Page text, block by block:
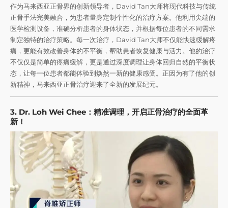
作为马来西亚正骨界的创新领导者，David Tan大师将现代科技与传统
正骨手法完美融合，为患者量身定制个性化的治疗方案。他利用尖端的
医学检测设备，准确分析患者的身体状态，并根据每位患者的不同需求
制定独特的治疗策略。每一次治疗，David Tan大师不仅能快速缓解疼
痛，更能有效改善身体的不平衡，帮助患者恢复健康与活力。他的治疗
不仅仅是简单的疼痛缓解，更是通过深度调理让身体回归自然的平衡状
态，让每一位患者都能体验到焕然一新的健康感受。正因为有了他的创
新精神，马来西亚正骨治疗迎来了全新的发展纪元。
3. Dr. Loh Wei Chee：精准调理，开启正骨治疗的全面革
新！